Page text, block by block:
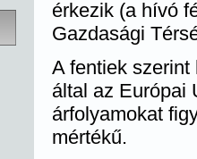
érkezik (a hívó
Gazdasági
A fentiek
által az Európai
árfolyamokat
mértékű.